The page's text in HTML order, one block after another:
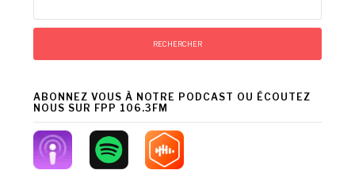
ABONNEZ VOUS À NOTRE PODCAST OU ÉCOUTEZ
NOUS SUR FPP 106.3FM